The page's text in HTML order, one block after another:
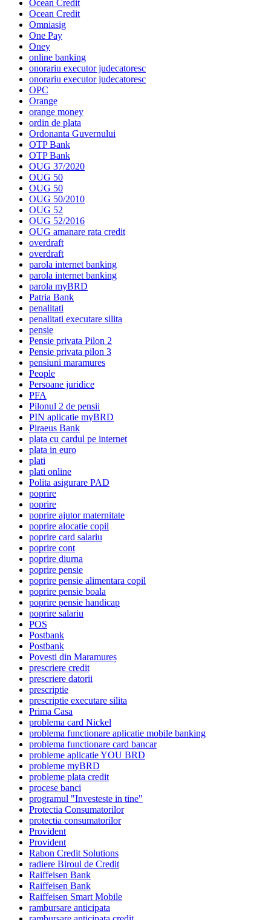
Ocean Credit
Ocean Credit
Omniasig
One Pay
Oney
online banking
onorariu executor judecatoresc
onorariu executor judecatoresc
OPC
Orange
orange money
ordin de plata
Ordonanta Guvernului
OTP Bank
OTP Bank
OUG 37/2020
OUG 50
OUG 50
OUG 50/2010
OUG 52
OUG 52/2016
OUG amanare rata credit
overdraft
overdraft
parola internet banking
parola internet banking
parola myBRD
Patria Bank
penalitati
penalitati executare silita
pensie
Pensie privata Pilon 2
Pensie privata pilon 3
pensiuni maramures
People
Persoane juridice
PFA
Pilonul 2 de pensii
PIN aplicatie myBRD
Piraeus Bank
plata cu cardul pe internet
plata in euro
plati
plati online
Polita asigurare PAD
poprire
poprire
poprire ajutor maternitate
poprire alocatie copil
poprire card salariu
poprire cont
poprire diurna
poprire pensie
poprire pensie alimentara copil
poprire pensie boala
poprire pensie handicap
poprire salariu
POS
Postbank
Postbank
Povesti din Maramureș
prescriere credit
prescriere datorii
prescriptie
prescriptie executare silita
Prima Casa
problema card Nickel
problema functionare aplicatie mobile banking
problema functionare card bancar
probleme aplicatie YOU BRD
probleme myBRD
probleme plata credit
procese banci
programul "Investeste in tine"
Protectia Consumatorilor
protectia consumatorilor
Provident
Provident
Rabon Credit Solutions
radiere Biroul de Credit
Raiffeisen Bank
Raiffeisen Bank
Raiffeisen Smart Mobile
rambursare anticipata